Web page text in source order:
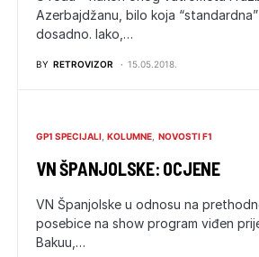
Azerbajdžanu, bilo koja
dosadno. Iako,…
BY RETROVIZOR 15.05.2018.
GP1 SPECIJALI KOLUMNE NOVOSTI F1
VN ŠPANJOLSKE: OCJENE
VN Španjolske u odnosu na
posebice na show program viđen
Bakuu,…